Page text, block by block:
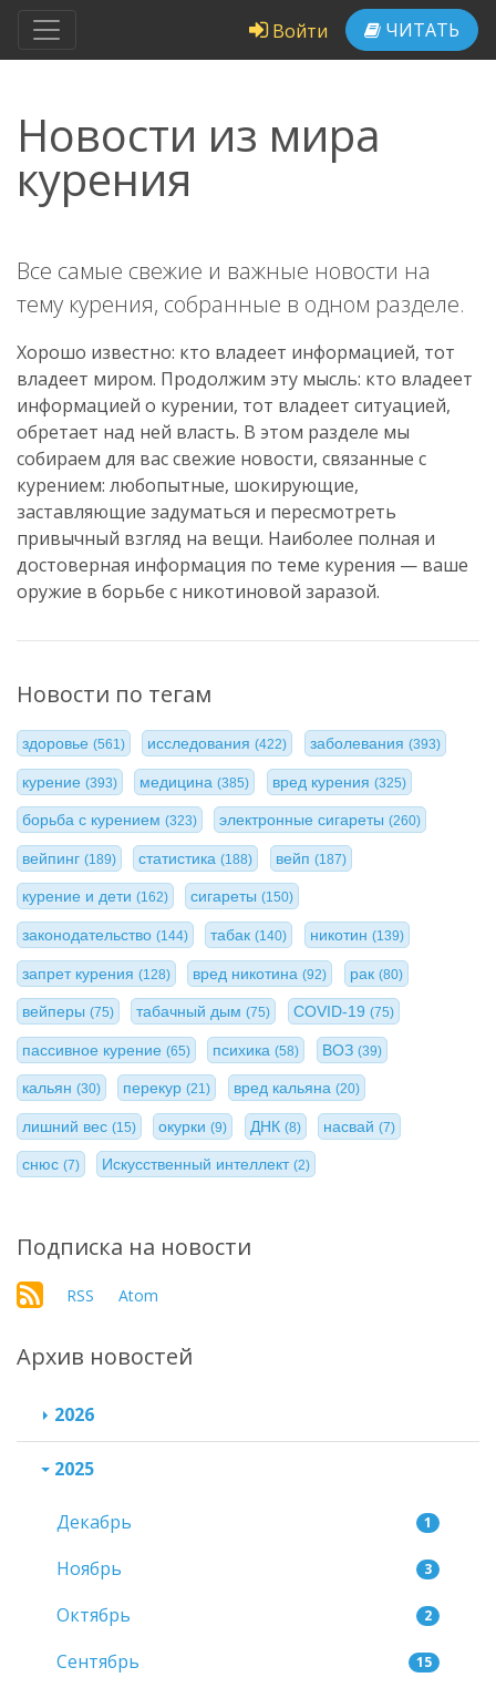
Войти ЧИТАТЬ
Новости из мира
курения
Все самые свежие и важные новости на
тему курения, собранные в одном разделе.
Хорошо известно: кто владеет информацией, тот
владеет миром. Продолжим эту мысль: кто владеет
информацией о курении, тот владеет ситуацией,
обретает над ней власть. В этом разделе мы
собираем для вас свежие новости, связанные с
курением: любопытные, шокирующие,
заставляющие задуматься и пересмотреть
привычный взгляд на вещи. Наиболее полная и
достоверная информация по теме курения — ваше
оружие в борьбе с никотиновой заразой.
Новости по тегам
здоровье (561) исследования(422) заболевания (393)
курение (393) медицина(385) вред курения (325)
борьба с курением (323) электронные сигареты(260)
вейпинг (189) статистика(188) вейп (187)
курение и дети (162) сигареты(150)
законодательство (144) табак(140) никотин (139)
запрет курения (128) вред никотина(92) рак (80)
вейперы (75) табачный дым(75) COVID-19 (75)
пассивное курение (65) психика(58) ВОЗ (39)
кальян (30) перекур(21) вред кальяна (20)
лишний вес (15) окурки(9) ДНК (8) насвай(7)
снюс (7) Искусственный интеллект(2)
Подписка на новости
RSS Atom
Архив новостей
2026
2025
Декабрь 1
Ноябрь 3
Октябрь 2
Сентябрь 15